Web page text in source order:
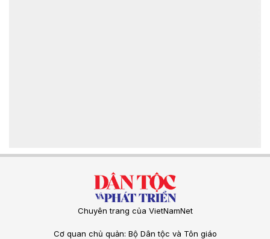
Chuyên trang của VietNamNet
Cơ quan chủ quản: Bộ Dân tộc và Tôn giáo